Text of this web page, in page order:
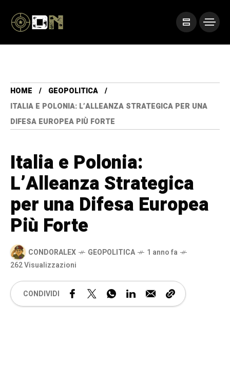
HOME
GEOPOLITICA
ITALIA E POLONIA: L’ALLEANZA STRATEGICA PER UNA
DIFESA EUROPEA PIÙ FORTE
Italia e Polonia:
L’Alleanza Strategica
per una Difesa Europea
Più Forte
CONDORALEX GEOPOLITICA
1 anno fa
262 Visualizzazioni
CONDIVIDI